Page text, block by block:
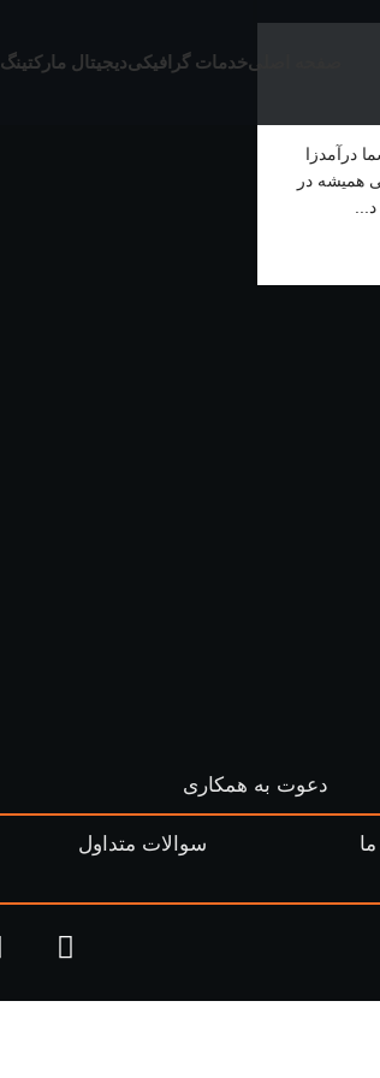
صفحه اصلیخدمات گرافیکیدیجیتال مارکتینگ
درآمدزا
همیشه در
دعوت به همکاری
سوالات متداول